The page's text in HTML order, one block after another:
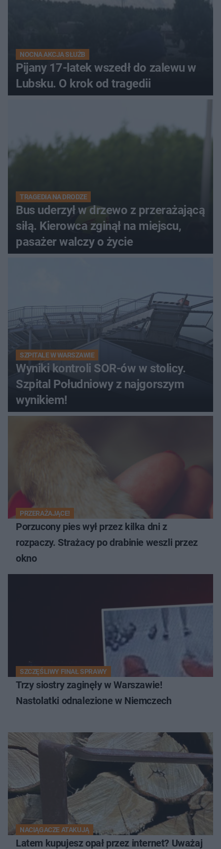
NOCNA AKCJA SŁUŻB
Pijany 17-latek wszedł do zalewu w
Lubsku. O krok od tragedii
TRAGEDIA NA DRODZE
Bus uderzył w drzewo z przerażającą
siłą. Kierowca zginął na miejscu,
pasażer walczy o życie
SZPITALE W WARSZAWIE
Wyniki kontroli SOR-ów w stolicy.
Szpital Południowy z najgorszym
wynikiem!
PRZERAŻAJĄCE!
Porzucony pies wył przez kilka dni z
rozpaczy. Strażacy po drabinie weszli przez
okno
SZCZĘŚLIWY FINAŁ SPRAWY
Trzy siostry zaginęły w Warszawie!
Nastolatki odnalezione w Niemczech
NACIĄGACZE ATAKUJĄ
Latem kupujesz opał przez internet? Uważaj